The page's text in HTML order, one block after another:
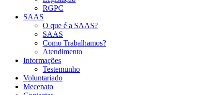
RGPC
SAAS
O que é a SAAS?
SAAS
Como Trabalhamos?
Atendimento
Informações
Testemunho
Voluntariado
Mecenato